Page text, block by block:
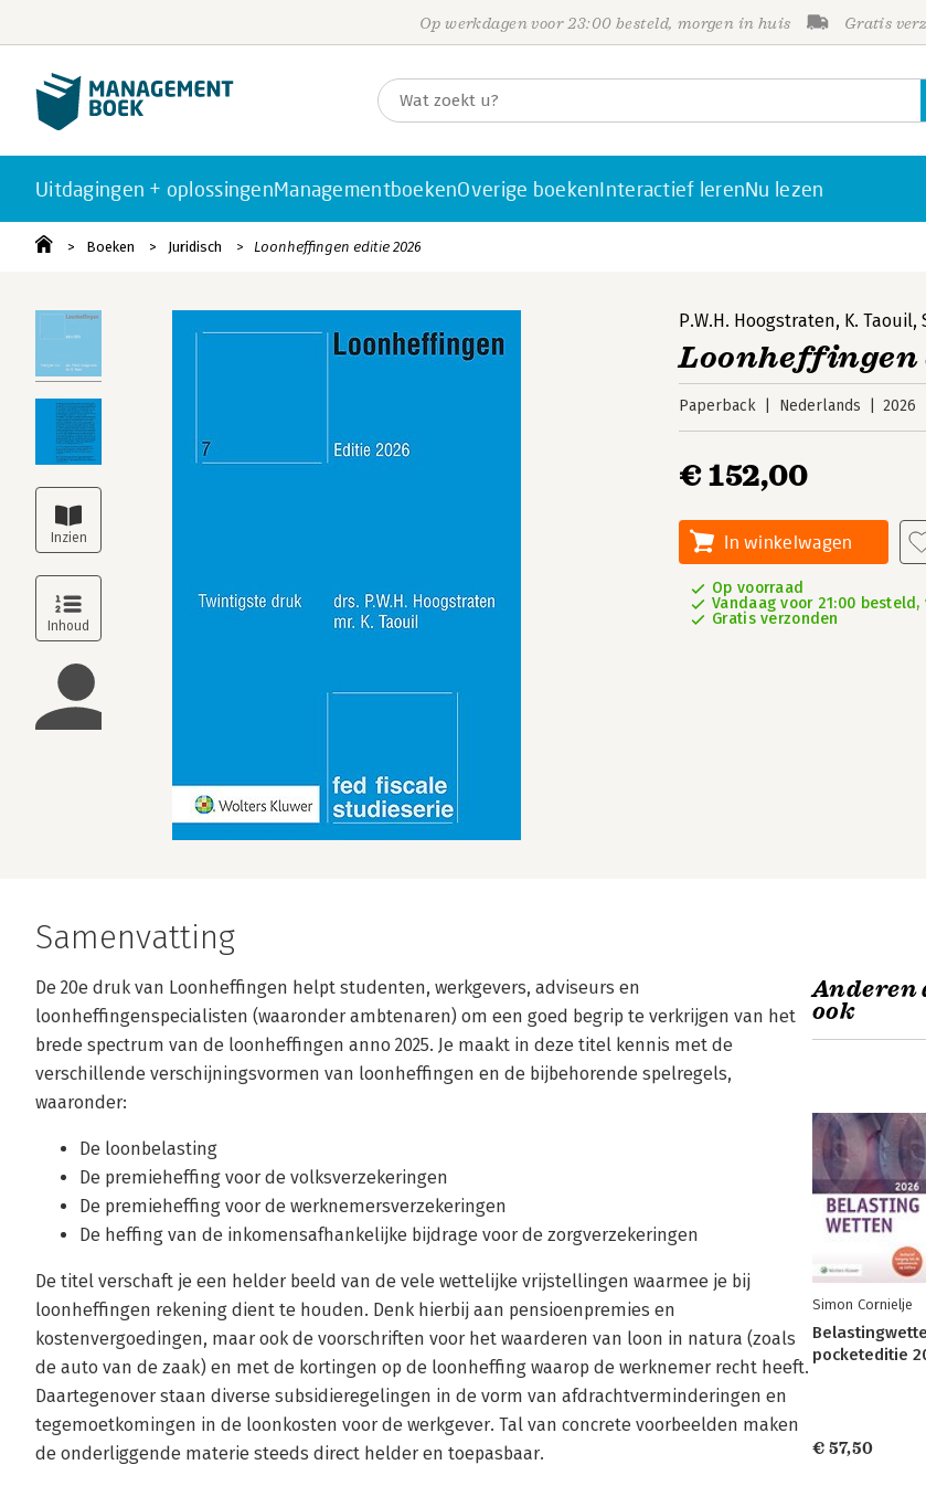
Op werkdagen voor 23:00 besteld, morgen in huis Gratis
Uitdagingen + oplossingenManagementboekenOverige boekenInteractief lerenNu lezen
Boeken Juridisch Loonheffingen editie 2026
P.W.H. Hoogstraten, K. Taouil,
Loonheffingen
Paperback Nederlands 2026
€ 152,00
In winkelwagen
Op voorraad
Vandaag voor 21:00
Gratis verzonden
Samenvatting
De 20e druk van Loonheffingen helpt studenten, werkgevers, adviseurs en
loonheffingenspecialisten (waaronder ambtenaren) om een goed begrip te verkrijgen van het
brede spectrum van de loonheffingen anno 2025. Je maakt in deze titel kennis met de
verschillende verschijningsvormen van loonheffingen en de bijbehorende spelregels,
waaronder:
De loonbelasting
De premieheffing voor de volksverzekeringen
De premieheffing voor de werknemersverzekeringen
De heffing van de inkomensafhankelijke bijdrage voor de zorgverzekeringen
De titel verschaft je een helder beeld van de vele wettelijke vrijstellingen waarmee je bij
loonheffingen rekening dient te houden. Denk hierbij aan pensioenpremies en
kostenvergoedingen, maar ook de voorschriften voor het waarderen van loon in natura (zoals
de auto van de zaak) en met de kortingen op de loonheffing waarop de werknemer recht heeft.
Daartegenover staan diverse subsidieregelingen in de vorm van afdrachtverminderingen en
tegemoetkomingen in de loonkosten voor de werkgever. Tal van concrete voorbeelden maken
de onderliggende materie steeds direct helder en toepasbaar.
Anderen
ook
Simon Cornielje
pocketeditie
€ 57,50